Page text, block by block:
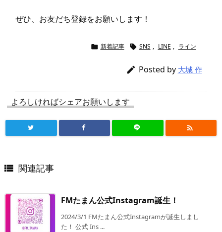
ぜひ、お友だち登録をお願いします！
 新着記事  SNS , LINE , ライン
 Posted by 大城 作
よろしければシェアお願いします

 関連記事
FMたまん公式Instagram誕生！
2024/3/1 FMたまん公式Instagramが誕生しまし
た！ 公式 Ins ...